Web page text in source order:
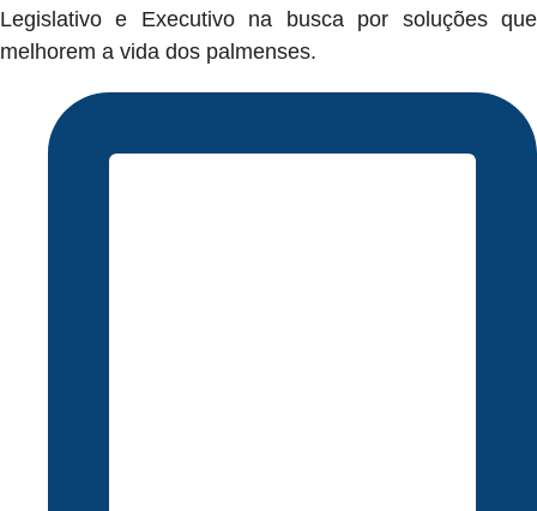
Legislativo e Executivo na busca por soluções que
melhorem a vida dos palmenses.